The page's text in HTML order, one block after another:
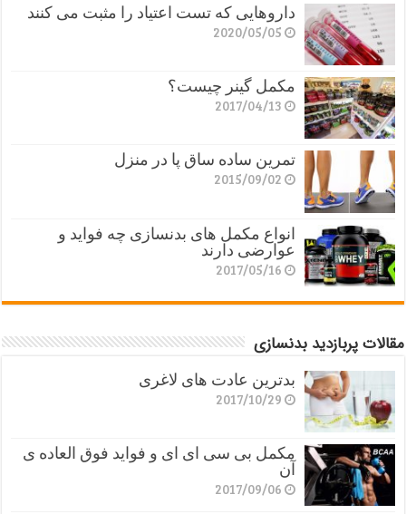
داروهایی که تست اعتیاد را مثبت می کنند
2020/05/05
مکمل گینر چیست؟
2017/04/13
تمرین ساده ساق پا در منزل
2015/09/02
انواع مکمل های بدنسازی چه فواید و
عوارضی دارند
2017/05/16
مقالات پربازدید بدنسازی
بدترین عادت های لاغری
2017/10/29
مکمل بی سی ای ای و فواید فوق العاده ی
آن
2017/09/06